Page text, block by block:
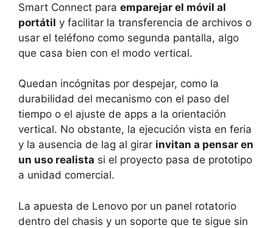
Smart Connect para emparejar el móvil al
portátil y facilitar la transferencia de archivos o
usar el teléfono como segunda pantalla, algo
que casa bien con el modo vertical.
Quedan incógnitas por despejar, como la
durabilidad del mecanismo con el paso del
tiempo o el ajuste de apps a la orientación
vertical. No obstante, la ejecución vista en feria
y la ausencia de lag al girar invitan a pensar en
un uso realista si el proyecto pasa de prototipo
a unidad comercial.
La apuesta de Lenovo por un panel rotatorio
dentro del chasis y un soporte que te sigue sin